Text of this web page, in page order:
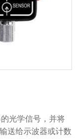
光学信号，并将
送给示波器或计数